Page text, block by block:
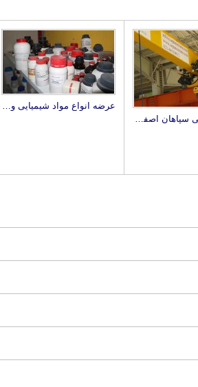
عرضه انواع مواد شیمیایی و آزمایشگاهی زیست آزما